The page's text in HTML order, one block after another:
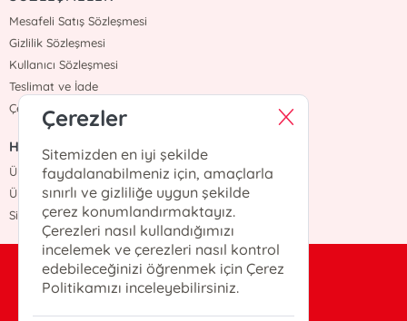
Mesafeli Satış Sözleşmesi
Gizlilik Sözleşmesi
Kullanıcı Sözleşmesi
Teslimat ve İade
Çerez Politikasi
HIZLI ERİŞİM
Üye Ol
Üye Giriş
Sipariş Takip
bilgi@otekiyayinevi.com
0(216)-405-25-22
Çerezler
Sitemizden en iyi şekilde
faydalanabilmeniz için, amaçlarla
sınırlı ve gizliliğe uygun şekilde
çerez konumlandırmaktayız.
Çerezleri nasıl kullandığımızı
incelemek ve çerezleri nasıl kontrol
edebileceğinizi öğrenmek için Çerez
Politikamızı inceleyebilirsiniz.